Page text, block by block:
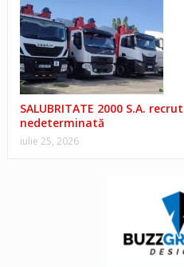
SALUBRITATE 2000 S.A.
nedeterminată
iulie 25, 2026